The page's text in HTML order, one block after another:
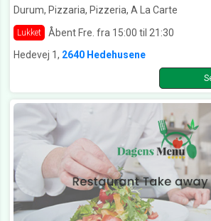
Durum, Pizzaria, Pizzeria, A La Carte
Lukket
Åbent Fre. fra 15:00 til 21:30
Hedevej 1, 2640 Hedehusene